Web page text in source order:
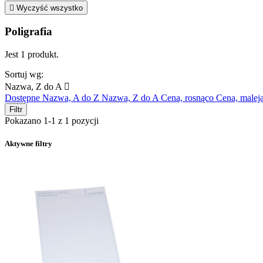
 Wyczyść wszystko
Poligrafia
Jest 1 produkt.
Sortuj wg:
Nazwa, Z do A 
Dostępne Nazwa, A do Z Nazwa, Z do A Cena, rosnąco Cena,
Filtr
Pokazano 1-1 z 1 pozycji
Aktywne filtry